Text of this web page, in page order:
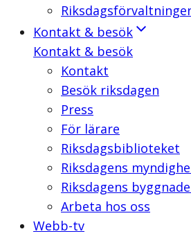
Kontakt & besök
Kontakt & besök
Kontakt
Besök riksdagen
Press
För lärare
Riksdagsbiblioteket
Riksdagens
Riksdagens
Arbeta hos oss
Webb-tv